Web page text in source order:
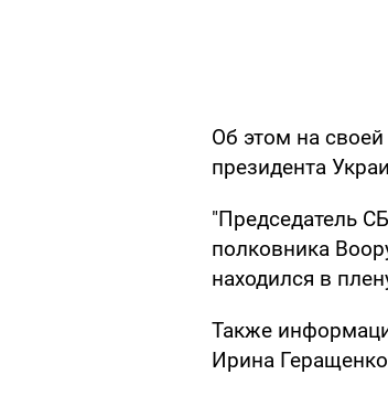
Об этом на своей
президента
"Председатель
полковника
находился в
Также
Ирина